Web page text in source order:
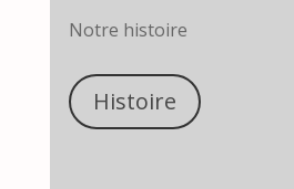
Notre histoire
Histoire